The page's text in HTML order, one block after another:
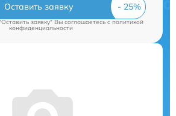
Оставить заявку
заявку" Вы соглашаетесь cполитикой
конфиденциальности